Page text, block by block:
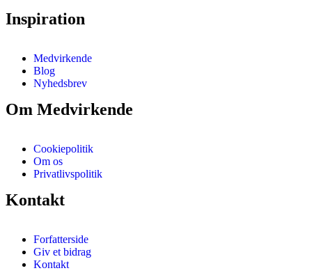
Inspiration
Medvirkende
Blog
Nyhedsbrev
Om Medvirkende
Cookiepolitik
Om os
Privatlivspolitik
Kontakt
Forfatterside
Giv et bidrag
Kontakt